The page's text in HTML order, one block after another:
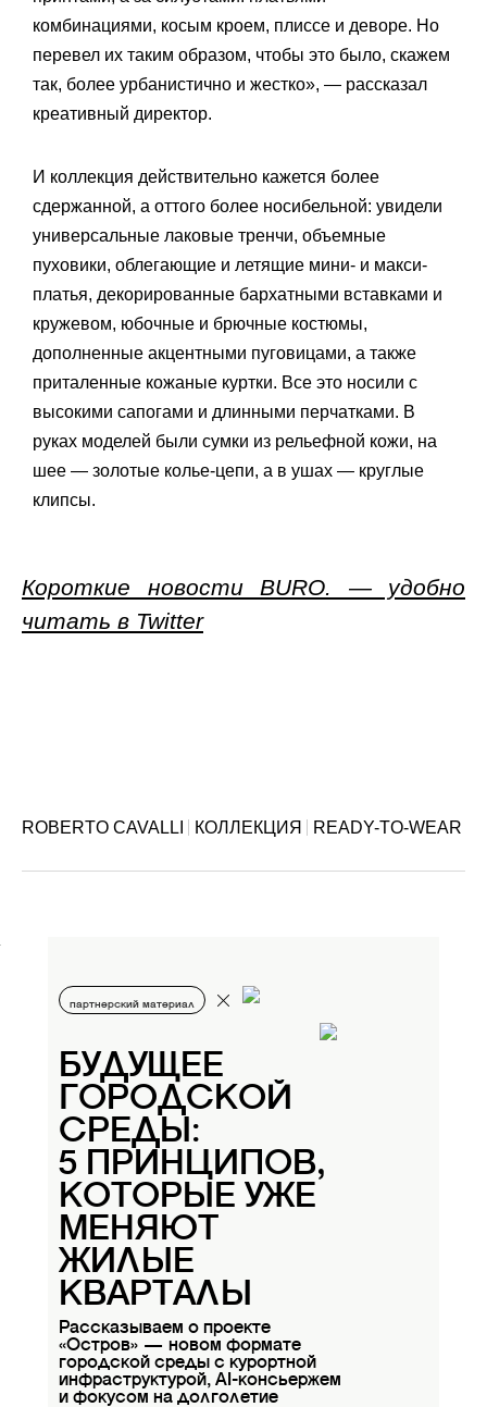
комбинациями, косым кроем, плиссе и деворе. Но
перевел их таким образом, чтобы это было, скажем
так, более урбанистично и жестко», — рассказал
креативный директор.
И коллекция действительно кажется более
сдержанной, а оттого более носибельной: увидели
универсальные лаковые тренчи, объемные
пуховики, облегающие и летящие мини- и макси-
платья, декорированные бархатными вставками и
кружевом, юбочные и брючные костюмы,
дополненные акцентными пуговицами, а также
приталенные кожаные куртки. Все это носили с
высокими сапогами и длинными перчатками. В
руках моделей были сумки из рельефной кожи, на
шее — золотые колье-цепи, а в ушах — круглые
клипсы.
Короткие новости BURO. — удобно
читать в Twitter
ROBERTO CAVALLI КОЛЛЕКЦИЯ READY-TO-WEAR
партнерский материал
БУДУЩЕЕ
ГОРОДСКОЙ
СРЕДЫ:
5 ПРИНЦИПОВ,
КОТОРЫЕ УЖЕ
МЕНЯЮТ
ЖИЛЫЕ
КВАРТАЛЫ
Рассказываем о проекте
«Остров» — новом формате
городской среды с курортной
инфраструктурой, AI-консьержем
и фокусом на долголетие